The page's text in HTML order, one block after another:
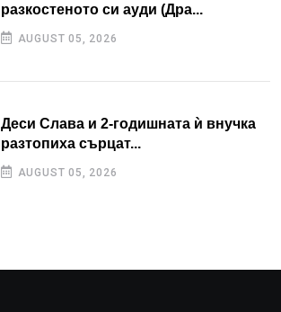
разкостеното си ауди (Дра...
AUGUST 05, 2026
Деси Слава и 2-годишната ѝ внучка
разтопиха сърцат...
AUGUST 05, 2026